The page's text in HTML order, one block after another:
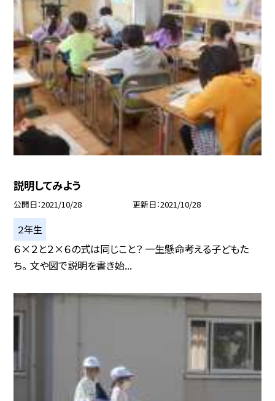
説明してみよう
公開日 2021/10/28 更新日 2021/10/28
２年生
６×２と２×６の式は同じこと？ 一生懸命考える子どもた
ち。 文や図で説明を書き始...